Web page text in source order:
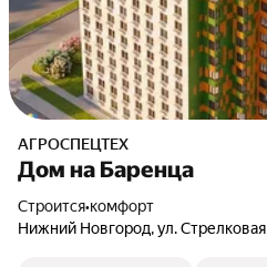
АГРОСПЕЦТЕХ
Дом на Баренца
Строится•комфорт
Нижний Новгород,ул. Стрелковая